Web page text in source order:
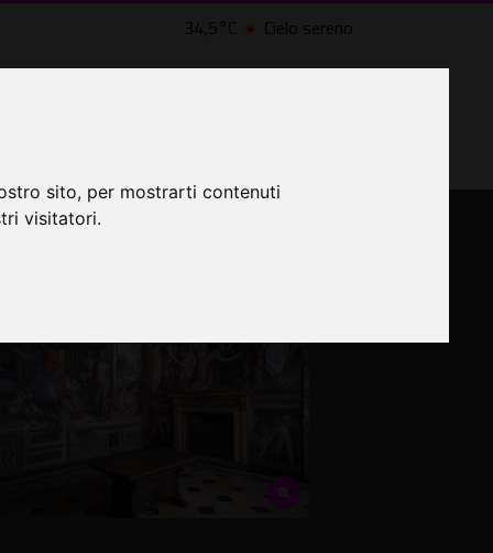
sito, per mostrarti contenuti
visitatori.
34,5°C Cielo sereno